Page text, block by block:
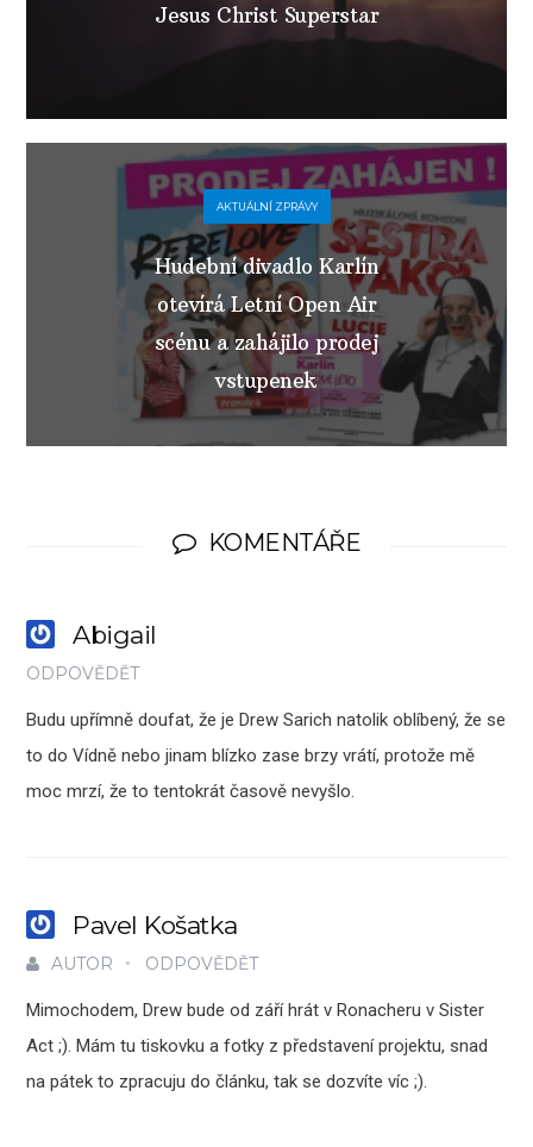
Jesus Christ Superstar
AKTUÁLNÍ ZPRÁVY
Hudební divadlo Karlín
otevírá Letní Open Air
scénu a zahájilo prodej
vstupenek
KOMENTÁŘE
Abigail
ODPOVĚDĚT
Budu upřímně doufat, že je Drew Sarich natolik oblíbený, že se
to do Vídně nebo jinam blízko zase brzy vrátí, protože mě
moc mrzí, že to tentokrát časově nevyšlo.
Pavel Košatka
AUTOR ODPOVĚDĚT
Mimochodem, Drew bude od září hrát v Ronacheru v Sister
Act ;). Mám tu tiskovku a fotky z představení projektu, snad
na pátek to zpracuju do článku, tak se dozvíte víc ;).